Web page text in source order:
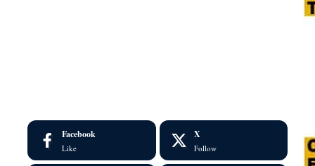
Facebook
Like
X
Follow